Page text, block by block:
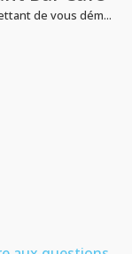
de vous dém...